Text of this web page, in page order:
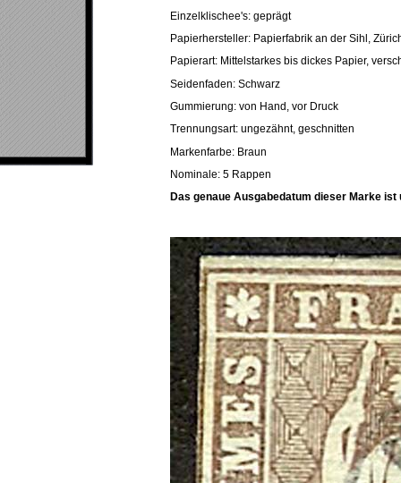
Einzelklischee's: geprägt
Papierhersteller: Papierfabrik an der Sihl,
Papierart: Mittelstarkes bis dickes Papier,
Seidenfaden: Schwarz
Gummierung: von Hand, vor Druck
Trennungsart: ungezähnt, geschnitten
Markenfarbe: Braun
Nominale: 5 Rappen
Das genaue Ausgabedatum dieser Marke ist